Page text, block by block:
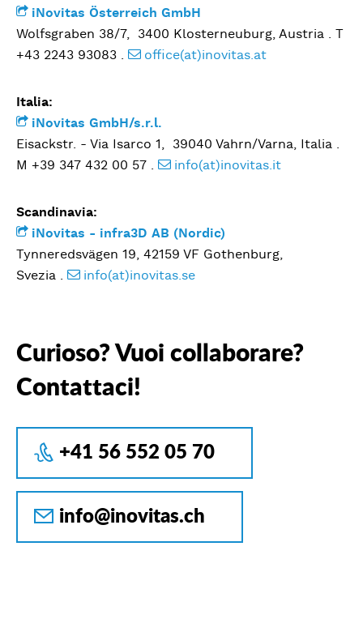
iNovitas Österreich GmbH
Wolfsgraben 38/7, 3400 Klosterneuburg, Austria . T
+43 2243 93083 .
office(at)inovitas.at
Italia:
iNovitas GmbH/s.r.l.
Eisackstr. - Via Isarco 1, 39040 Vahrn/Varna, Italia .
M +39 347 432 00 57 .
info(at)inovitas.it
Scandinavia:
iNovitas - infra3D AB (Nordic)
Tynneredsvägen 19, 42159 VF Gothenburg,
Svezia .
info(at)inovitas.se
Curioso? Vuoi collaborare?
Contattaci!
+41 56 552 05 70
info@inovitas.ch